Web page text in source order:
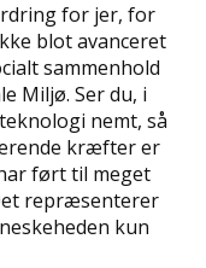
for jer, for
blot avanceret
sammenhold
Miljø. Ser du, i
nemt, så
kræfter er
ført til meget
repræsenterer
kun